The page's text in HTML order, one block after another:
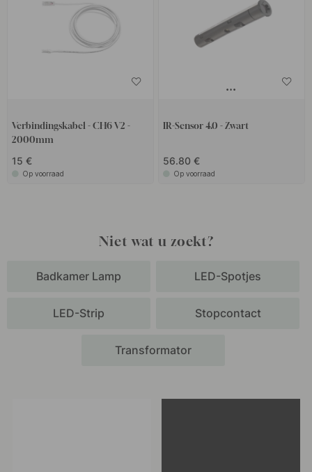
Verbindingskabel - CH6 V2 -
2000mm
15 €
Op voorraad
IR-Sensor 4.0 - Zwart
56.80 €
Op voorraad
Niet wat u zoekt?
Badkamer Lamp LED-Spotjes
LED-Strip Stopcontact
Transformator